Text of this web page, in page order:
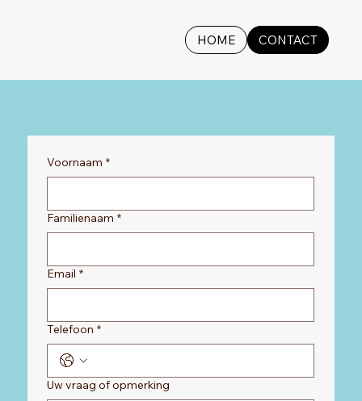
HOME CONTACT
Voornaam *
Familienaam *
Email *
Telefoon *
Uw vraag of opmerking